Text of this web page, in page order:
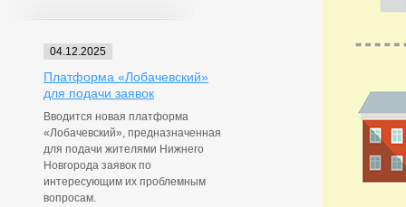
04.12.2025
Платформа «Лобачевский»
для подачи заявок
Вводится новая платформа
«Лобачевский», предназначенная
для подачи жителями Нижнего
Новгорода заявок по
интересующим их проблемным
вопросам.